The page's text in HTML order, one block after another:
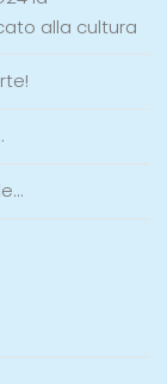
alla cultura